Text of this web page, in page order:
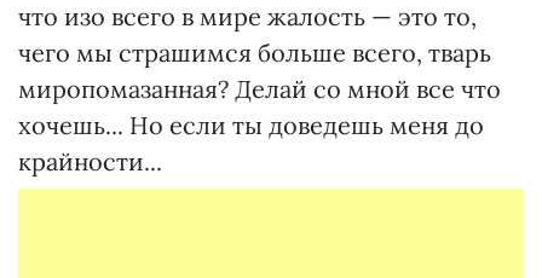
что изо всего в мире жалость — это то,
чего мы страшимся больше всего, тварь
миропомазанная? Делай со мной все что
хочешь... Но если ты доведешь меня до
крайности...